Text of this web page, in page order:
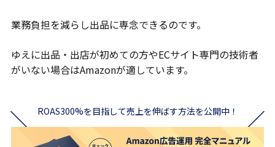
業務負担を減らし出品に専念できるのです。
ゆえに出品・出店が初めての方やECサイト専門の技術者
がいない場合はAmazonが適しています。
ROAS300%を目指して売上を伸ばす方法を公開中！